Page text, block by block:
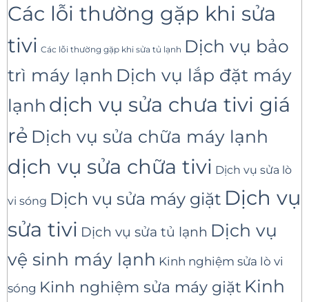
Các lỗi thường gặp khi sửa
tivi Các lỗi thường gặp khi sửa tủ lạnh Dịch vụ bảo
trì máy lạnh Dịch vụ lắp đặt máy
lạnh dịch vụ sửa chưa tivi giá
rẻ Dịch vụ sửa chữa máy lạnh
dịch vụ sửa chữa tivi Dịch vụ sửa lò
vi sóng Dịch vụ sửa máy giặt Dịch vụ
sửa tivi Dịch vụ sửa tủ lạnh Dịch vụ
vệ sinh máy lạnh Kinh nghiệm sửa lò vi
sóng Kinh nghiệm sửa máy giặt Kinh